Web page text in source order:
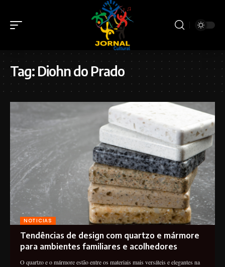
Tag: Diohn do Prado
NOTICIAS
Tendências de design com quartzo e mármore
para ambientes familiares e acolhedores
O quartzo e o mármore estão entre os materiais mais versáteis e elegantes na